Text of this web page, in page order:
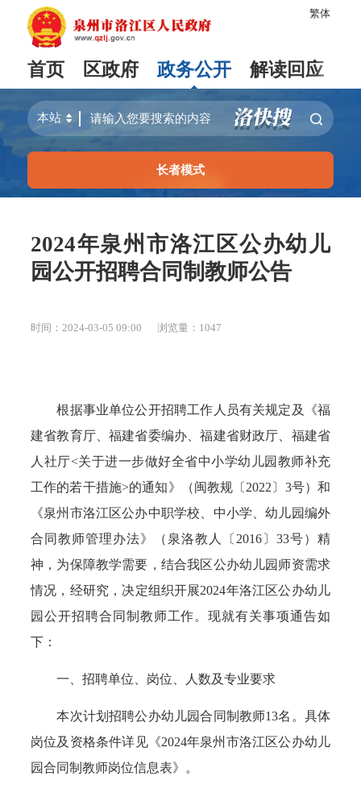
繁体
首页 区政府 政务公开 解读回应
长者模式
2024年泉州市洛江区公办幼儿
园公开招聘合同制教师公告
时间：2024-03-05 09:00 浏览量： 1047
根据事业单位公开招聘工作人员有关规定及《福
建省教育厅、福建省委编办、福建省财政厅、福建省
人社厅<关于进一步做好全省中小学幼儿园教师补充
工作的若干措施>的通知》（闽教规〔2022〕3号）和
《泉州市洛江区公办中职学校、中小学、幼儿园编外
合同教师管理办法》（泉洛教人〔2016〕33号）精
神，为保障教学需要，结合我区公办幼儿园师资需求
情况，经研究，决定组织开展2024年洛江区公办幼儿
园公开招聘合同制教师工作。现就有关事项通告如
下：
一、招聘单位、岗位、人数及专业要求
本次计划招聘公办幼儿园合同制教师13名。具体
岗位及资格条件详见《2024年泉州市洛江区公办幼儿
园合同制教师岗位信息表》。